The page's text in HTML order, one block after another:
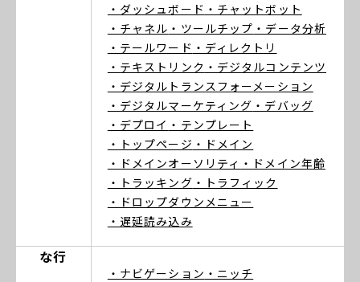
・ダッシュボード ・チャットボット
・チャネル ・ツールチップ ・データ分析
・テールワード ・ディレクトリ
・テキストリンク ・デジタルコンテンツ
・デジタルトランスフォーメーション
・デジタルマーケティング ・デバッグ
・デプロイ ・テンプレート
・トップページ ・ドメイン
・ドメインオーソリティ ・ドメイン年齢
・トラッキング ・トラフィック
・ドロップダウンメニュー
・遅延読み込み
な行
・ナビゲーション ・ニッチ